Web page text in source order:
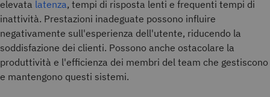
elevata latenza, tempi di risposta lenti e frequenti tempi di
inattività. Prestazioni inadeguate possono influire
negativamente sull'esperienza dell'utente, riducendo la
soddisfazione dei clienti. Possono anche ostacolare la
produttività e l'efficienza dei membri del team che gestiscono
e mantengono questi sistemi.